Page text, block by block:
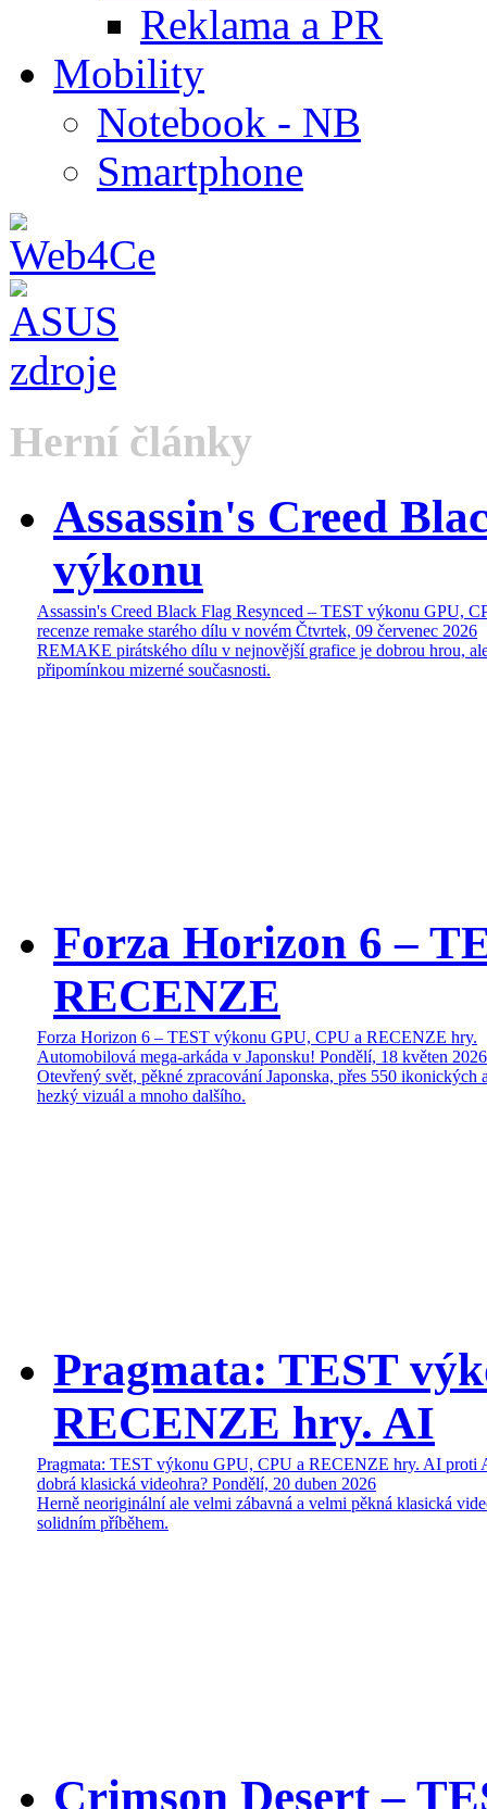
Reklama a PR
Mobility
Notebook - NB
Smartphone
Herní články
Assassin's Creed
výkonu
Assassin's Creed Black Flag Resynced – TEST výkonu GPU,
recenze remake starého dílu v novém Čtvrtek, 09 červenec 2026
REMAKE pirátského dílu v nejnovější grafice je dobrou hrou,
připomínkou mizerné současnosti.
Forza Horizon 6 –
RECENZE
Forza Horizon 6 – TEST výkonu GPU, CPU a RECENZE hry.
Automobilová mega-arkáda v Japonsku! Pondělí, 18 květen 2026
Otevřený svět, pěkné zpracování Japonska, přes 550 ikonických
hezký vizuál a mnoho dalšího.
Pragmata: TEST
RECENZE hry. AI
Pragmata: TEST výkonu GPU, CPU a RECENZE hry. AI proti
dobrá klasická videohra? Pondělí, 20 duben 2026
Herně neoriginální ale velmi zábavná a velmi pěkná klasická
solidním příběhem.
Crimson Desert –